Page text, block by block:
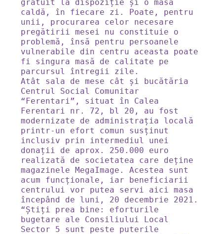
gratuit la dispoziție și o masă
caldă, în fiecare zi. Poate, pentru
unii, procurarea celor necesare
pregătirii mesei nu constituie o
problemă, însă pentru persoanele
vulnerabile din centru aceasta poate
fi singura masă de calitate pe
parcursul întregii zile.
Atât sala de mese cât și bucătăria
Centrul Social Comunitar
“Ferentari”, situat în Calea
Ferentari nr. 72, bl 20, au fost
modernizate de administrația locală
printr-un efort comun susținut
inclusiv prin intermediul unei
donații de aprox. 250.000 euro
realizată de societatea care deține
magazinele MegaImage. Acestea sunt
acum funcționale, iar beneficiarii
centrului vor putea servi aici masa
începând de luni, 20 decembrie 2021.
“Știți prea bine: eforturile
bugetare ale Consiliului Local
Sector 5 sunt peste puterile